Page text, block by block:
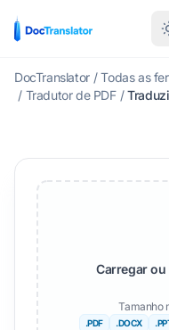
DocTranslator / Todas as
/ Tradutor de PDF /
Carregar
Tamanho
.PDF .DOCX